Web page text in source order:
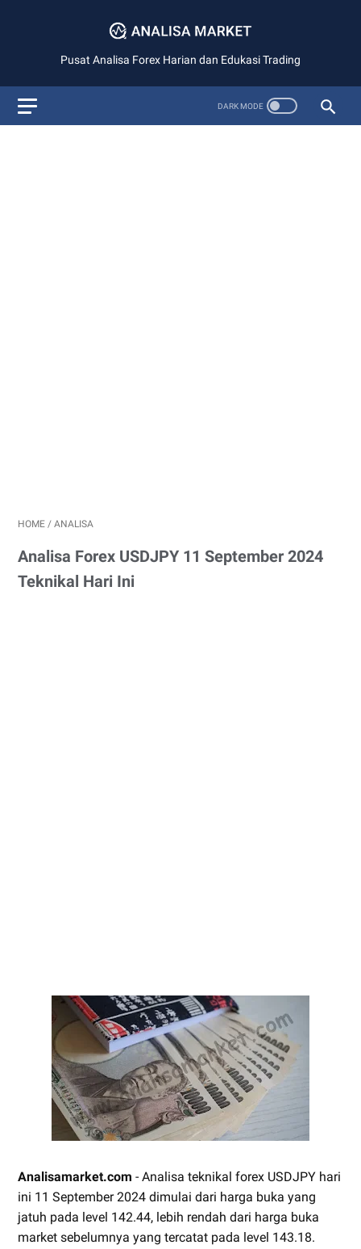
Pusat Analisa Forex Harian dan Edukasi Trading
HOME / ANALISA
Analisa Forex USDJPY 11 September 2024
Teknikal Hari Ini
Analisamarket.com - Analisa teknikal forex USDJPY hari
ini 11 September 2024 dimulai dari harga buka yang
jatuh pada level 142.44, lebih rendah dari harga buka
market sebelumnya yang tercatat pada level 143.18.